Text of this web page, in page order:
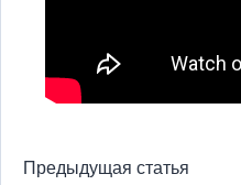
Предыдущая статья